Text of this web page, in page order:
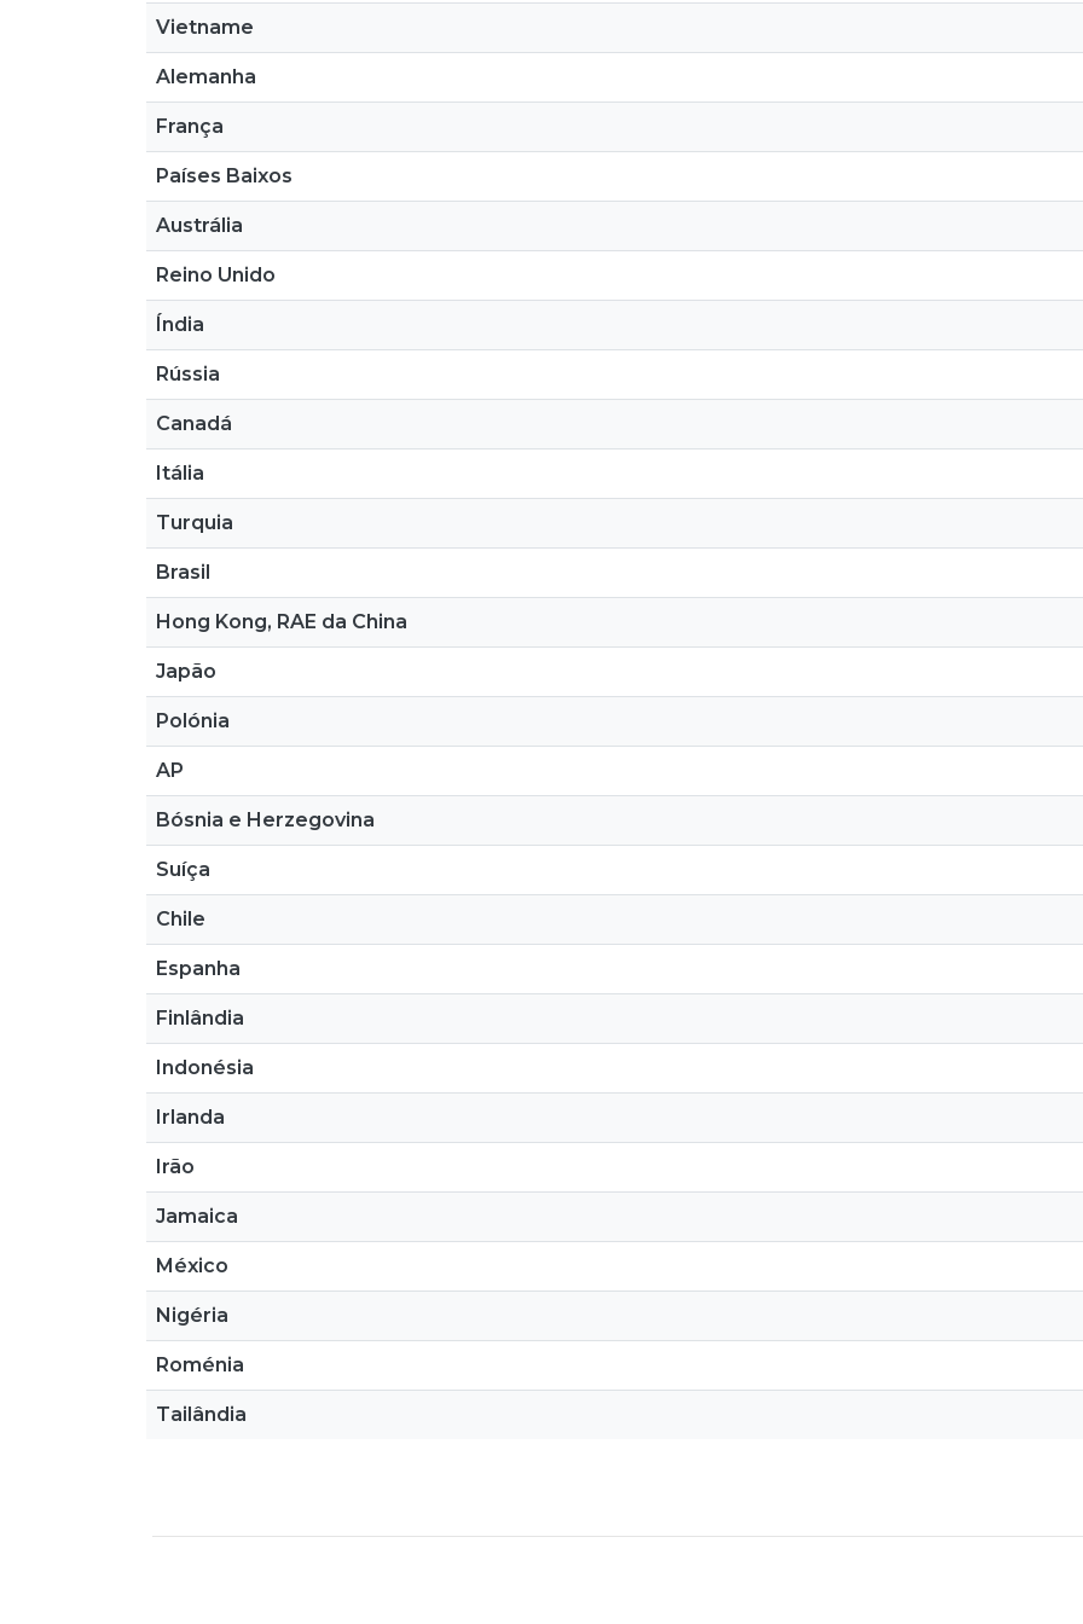
Vietname
Alemanha
França
Países Baixos
Austrália
Reino Unido
Índia
Rússia
Canadá
Itália
Turquia
Brasil
Hong Kong, RAE da China
Japão
Polónia
AP
Bósnia e Herzegovina
Suíça
Chile
Espanha
Finlândia
Indonésia
Irlanda
Irão
Jamaica
México
Nigéria
Roménia
Tailândia